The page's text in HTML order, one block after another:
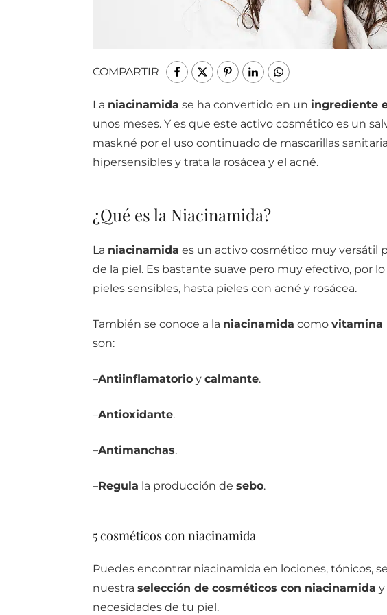
COMPARTIR
La niacinamida se ha convertido en un ingrediente
unos meses. Y es que este activo cosmético es un
maskné por el uso continuado de mascarillas
hipersensibles y trata la rosácea y el acné.
¿Qué es la Niacinamida?
La niacinamida es un activo cosmético muy versátil
de la piel. Es bastante suave pero muy efectivo, por
pieles sensibles, hasta pieles con acné y rosácea.
También se conoce a la niacinamida como vitamina
son:
–Antiinflamatorioy calmante.
–Antioxidante.
–Antimanchas.
–Regula la producción de sebo.
5 cosméticos con niacinamida
Puedes encontrar niacinamida en lociones, tónicos,
nuestra selección de cosméticos con niacinamida y
necesidades de tu piel.